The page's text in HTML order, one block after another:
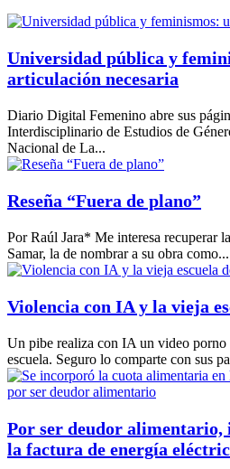
Universidad pública y
articulación necesaria
Diario Digital Femenino abre sus
Interdisciplinario de Estudios de
Nacional de La...
Reseña “Fuera de plano”
Por Raúl Jara* Me interesa recuperar
Samar, la de nombrar a su obra como...
Violencia con IA y la vieja
Un pibe realiza con IA un video porno
escuela. Seguro lo comparte con sus
Por ser deudor alimentario,
la factura de energía